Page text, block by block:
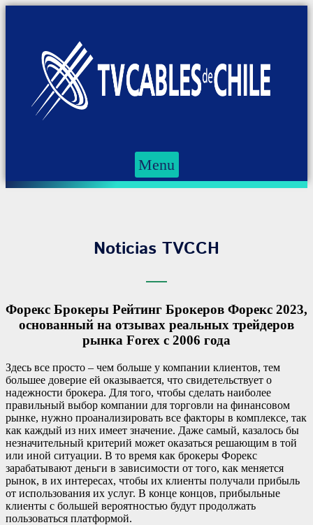
Menu
Noticias TVCCH
Форекс Брокеры Рейтинг Брокеров Форекс 2023,
основанный на отзывах реальных трейдеров
рынка Forex с 2006 года
Здесь все просто – чем больше у компании клиентов, тем
большее доверие ей оказывается, что свидетельствует о
надежности брокера. Для того, чтобы сделать наиболее
правильный выбор компании для торговли на финансовом
рынке, нужно проанализировать все факторы в комплексе, так
как каждый из них имеет значение. Даже самый, казалось бы
незначительный критерий может оказаться решающим в той
или иной ситуации. В то время как брокеры Форекс
зарабатывают деньги в зависимости от того, как меняется
рынок, в их интересах, чтобы их клиенты получали прибыль
от использования их услуг. В конце концов, прибыльные
клиенты с большей вероятностью будут продолжать
пользоваться платформой.